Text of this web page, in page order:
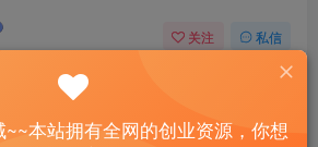
关注 私信
抖音千万GMV直播间管理秘籍：学会管理团队的主播，轻松掌控主播情绪
本站拥有全网的创业资源，你想